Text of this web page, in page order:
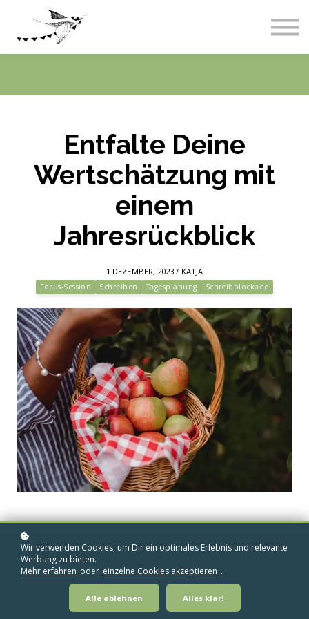
Entfalte Deine
Wertschätzung mit
einem
Jahresrückblick
1 DEZEMBER, 2023 / KATJA
Focus-Session Schreiben Tagesplanung Schreibblockade
Wir verwenden Cookies, um Dir ein optimales Erlebnis und relevante
Werbung zu bieten.
Mehr erfahren oder einzelne Cookies akzeptieren .
Alle ablehnen Alles klar!